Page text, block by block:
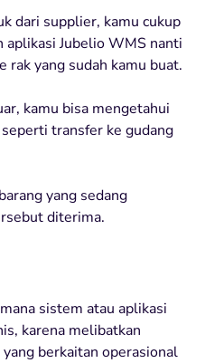
dari supplier, kamu cukup
aplikasi Jubelio WMS nanti
rak yang sudah kamu buat.
kamu bisa mengetahui
transfer ke gudang
yang sedang
diterima.
sistem atau aplikasi
karena melibatkan
berkaitan operasional